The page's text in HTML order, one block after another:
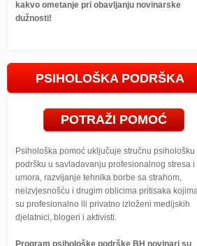
kakvo ometanje pri obavljanju novinarske
dužnosti!
PSIHOLOŠKA PODRŠKA
POTRAŽI POMOĆ
Psihološka pomoć uključuje stručnu psihološku
podršku u savladavanju profesionalnog stresa i
umora, razvijanje tehnika borbe sa strahom,
neizvjesnošću i drugim oblicima pritisaka
su profesionalno ili privatno izloženi medijskih
djelatnici, blogeri i aktivisti.
Program psihološke podrške BH novinari su